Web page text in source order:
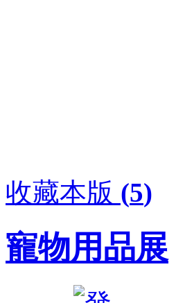
收藏本版 (5)
寵物用品展